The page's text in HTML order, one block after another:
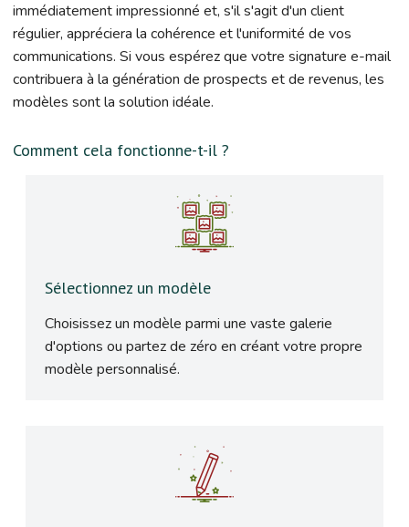
immédiatement impressionné et, s'il s'agit d'un client
régulier, appréciera la cohérence et l'uniformité de vos
communications. Si vous espérez que votre signature e-mail
contribuera à la génération de prospects et de revenus, les
modèles sont la solution idéale.
Comment cela fonctionne-t-il ?
Sélectionnez un modèle
Choisissez un modèle parmi une vaste galerie
d'options ou partez de zéro en créant votre propre
modèle personnalisé.